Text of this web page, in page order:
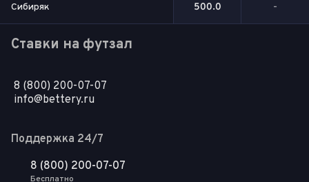
Сибиряк 500.0 -
Ставки на футзал
8 (800) 200-07-07
info@bettery.ru
Поддержка 24/7
8 (800) 200-07-07
Бесплатно